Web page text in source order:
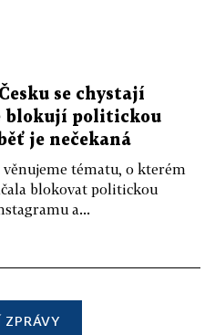
se chystají
blokují politickou
je nečekaná
věnujeme tématu, o kterém
blokovat politickou
a...
ZPRÁVY